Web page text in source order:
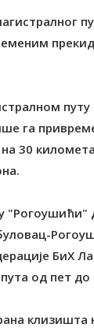
путу
га
30
БиХ
од пет